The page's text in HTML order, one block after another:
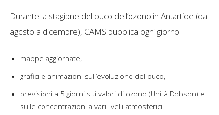
Durante la stagione del buco dell’ozono in Antartide (da
agosto a dicembre), CAMS pubblica ogni giorno:
mappe aggiornate,
grafici e animazioni sull’evoluzione del buco,
previsioni a 5 giorni sui valori di ozono (Unità Dobson) e
sulle concentrazioni a vari livelli atmosferici.